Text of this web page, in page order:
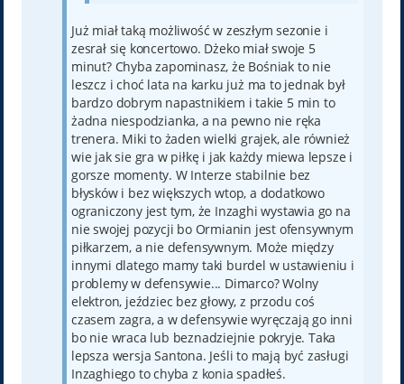
Już miał taką możliwość w zeszłym sezonie i
zesrał się koncertowo. Dżeko miał swoje 5
minut? Chyba zapominasz, że Bośniak to nie
leszcz i choć lata na karku już ma to jednak był
bardzo dobrym napastnikiem i takie 5 min to
żadna niespodzianka, a na pewno nie ręka
trenera. Miki to żaden wielki grajek, ale również
wie jak sie gra w piłkę i jak każdy miewa lepsze i
gorsze momenty. W Interze stabilnie bez
błysków i bez większych wtop, a dodatkowo
ograniczony jest tym, że Inzaghi wystawia go na
nie swojej pozycji bo Ormianin jest ofensywnym
piłkarzem, a nie defensywnym. Może między
innymi dlatego mamy taki burdel w ustawieniu i
problemy w defensywie... Dimarco? Wolny
elektron, jeździec bez głowy, z przodu coś
czasem zagra, a w defensywie wyręczają go inni
bo nie wraca lub beznadziejnie pokryje. Taka
lepsza wersja Santona. Jeśli to mają być zasługi
Inzaghiego to chyba z konia spadłeś.